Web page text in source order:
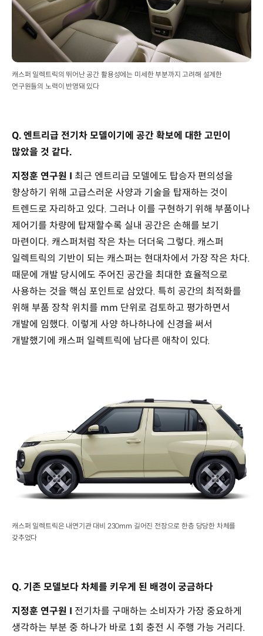
캐스퍼 일렉트릭의 뛰어난 공간 활용성에는 미세한 부분까지 고려해 설계한
연구원들의 노력이 반영돼 있다
Q. 엔트리급 전기차 모델이기에 공간 확보에 대한 고민이
많았을 것 같다.
지정훈 연구원 I 최근 엔트리급 모델에도 탑승자 편의성을
향상하기 위해 고급스러운 사양과 기술을 탑재하는 것이
트렌드로 자리하고 있다. 그러나 이를 구현하기 위해 부품이나
제어기를 차량에 탑재할수록 실내 공간은 손해를 보기
마련이다. 캐스퍼처럼 작은 차는 더더욱 그렇다. 캐스퍼
일렉트릭의 기반이 되는 캐스퍼는 현대차에서 가장 작은 차다.
때문에 개발 당시에도 주어진 공간을 최대한 효율적으로
사용하는 것을 핵심 포인트로 삼았다. 특히 공간의 최적화를
위해 부품 장착 위치를 mm 단위로 검토하고 평가하면서
개발에 임했다. 이렇게 사양 하나하나에 신경을 써서
개발했기에 캐스퍼 일렉트릭에 남다른 애착이 있다.
캐스퍼 일렉트릭은 내연기관 대비 230mm 길어진 전장으로 한층 당당한 차체를
갖추었다
Q. 기존 모델보다 차체를 키우게 된 배경이 궁금하다
지정훈 연구원 I 전기차를 구매하는 소비자가 가장 중요하게
생각하는 부분 중 하나가 바로 1회 충전 시 주행 가능 거리다.